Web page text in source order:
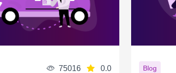
75016 0.0 Blog